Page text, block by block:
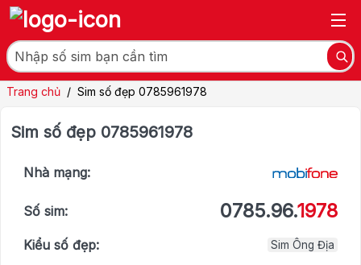
Trang chủ / Sim số đẹp 0785961978
Sim số đẹp 0785961978
Nhà mạng:
Số sim: 0785.96.1978
Kiểu số đẹp: Sim Ông Địa